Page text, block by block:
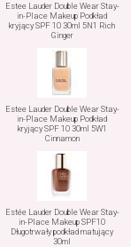
Estee Lauder Double Wear Stay-
in-Place Makeup Podkład
kryjący SPF 10 30ml 5N1 Rich
Ginger
Estee Lauder Double Wear Stay-
in-Place Makeup Podkład
kryjący SPF 10 30ml 5W1
Cinnamon
Estée Lauder Double Wear Stay-
in-Place Makeup SPF10
Długotrwały podkład matujący
30ml